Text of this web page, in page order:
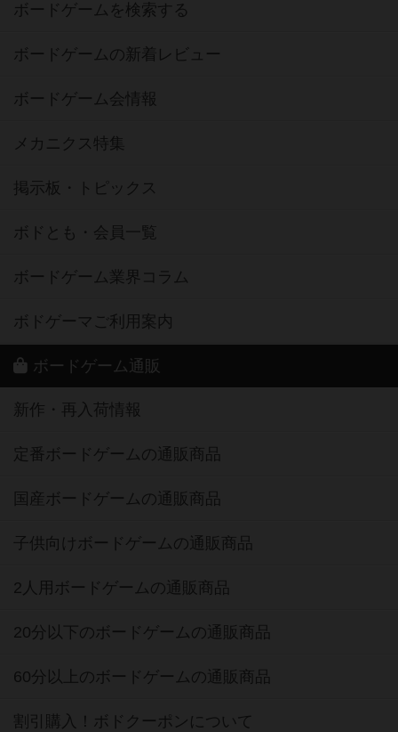
ボードゲームを検索する
ボードゲームの新着レビュー
ボードゲーム会情報
メカニクス特集
掲示板・トピックス
ボドとも・会員一覧
ボードゲーム業界コラム
ボドゲーマご利用案内
ボードゲーム通販
新作・再入荷情報
定番ボードゲームの通販商品
国産ボードゲームの通販商品
子供向けボードゲームの通販商品
2人用ボードゲームの通販商品
20分以下のボードゲームの通販商品
60分以上のボードゲームの通販商品
割引購入！ボドクーポンについて